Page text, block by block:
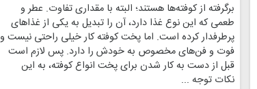
برگرفته از کوفته‌ها هستند؛ البته با مقداری تفاوت. عطر و
طعمی که این نوع غذا دارد، آن را تبدیل به یکی از غذاهای
پرطرفدار کرده است. اما پخت کوفته کار خیلی راحتی نیست و
فوت ‌و فن‌های مخصوص به خودش را دارد. پس لازم است
قبل از دست ‌به ‌کار شدن برای پخت انواع کوفته، به این
نکات توجه ...